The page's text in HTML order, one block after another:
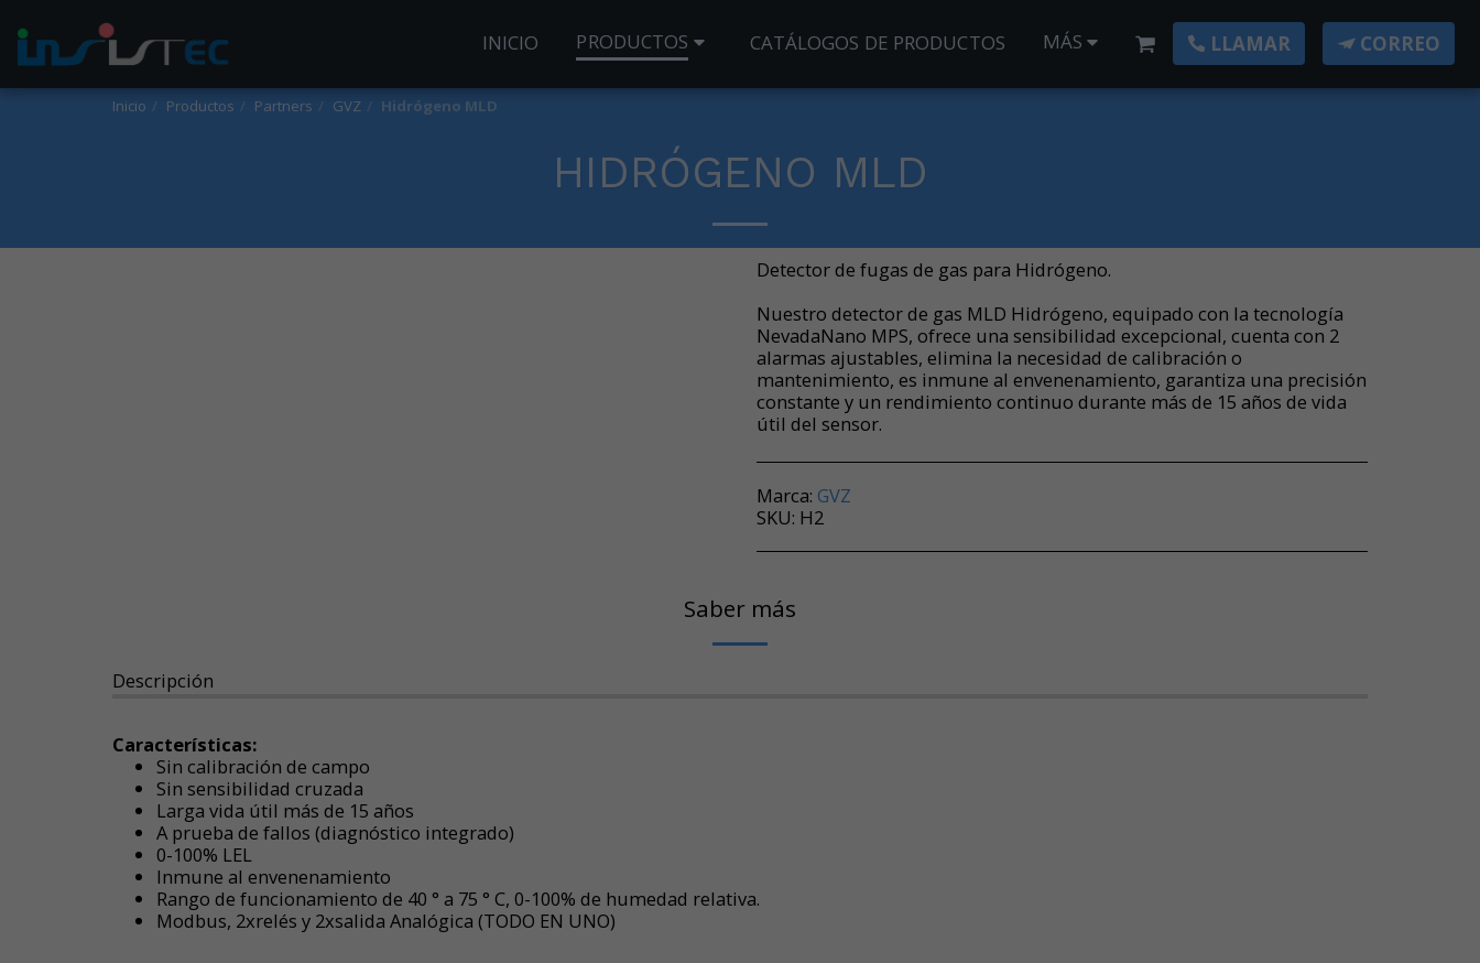
INICIO PRODUCTOS CATÁLOGOS DE PRODUCTOS MÁS LLAMAR CORREO
Inicio Productos Partners GVZ Hidrógeno MLD
HIDRÓGENO MLD
Detector de fugas de gas para Hidrógeno.
Nuestro detector de gas MLD Hidrógeno, equipado con la tecnología
NevadaNano MPS, ofrece una sensibilidad excepcional, cuenta con 2
alarmas ajustables, elimina la necesidad de calibración o
mantenimiento, es inmune al envenenamiento, garantiza una precisión
constante y un rendimiento continuo durante más de 15 años de vida
útil del sensor.
Marca: GVZ
SKU: H2
Saber más
Descripción
Características:
Sin calibración de campo
Sin sensibilidad cruzada
Larga vida útil más de 15 años
A prueba de fallos (diagnóstico integrado)
0-100% LEL
Inmune al envenenamiento
Rango de funcionamiento de 40 ° a 75 ° C, 0-100% de humedad relativa.
Modbus, 2xrelés y 2xsalida Analógica (TODO EN UNO)